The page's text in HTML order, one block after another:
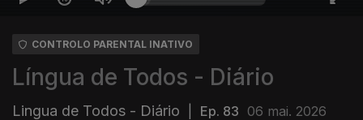
CONTROLO PARENTAL INATIVO
Língua de Todos - Diário
Lingua de Todos - Diário Ep. 83 06 mai. 2026